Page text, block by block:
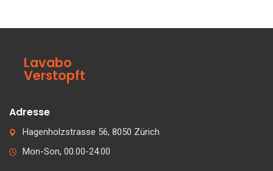
Lavabo
Verstopft
Adresse
Hagenholzstrasse 56, 8050 Zürich
Mon-Son, 00.00-24.00